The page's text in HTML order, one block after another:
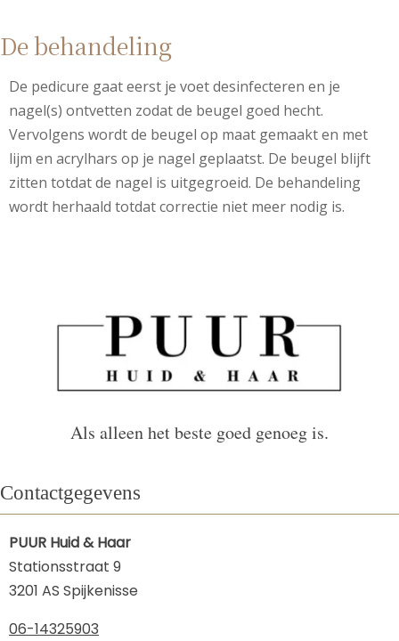
De behandeling
De pedicure gaat eerst je voet desinfecteren en je
nagel(s) ontvetten zodat de beugel goed hecht.
Vervolgens wordt de beugel op maat gemaakt en met
lijm en acrylhars op je nagel geplaatst. De beugel blijft
zitten totdat de nagel is uitgegroeid. De behandeling
wordt herhaald totdat correctie niet meer nodig is.
Als alleen het beste goed genoeg is.
Contactgegevens
PUUR Huid & Haar
Stationsstraat 9
3201 AS Spijkenisse
06-14325903